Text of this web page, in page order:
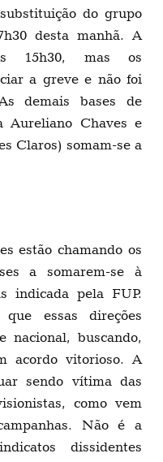
do grupo
desta manhã. A
15h30, mas os
a greve e não foi
demais bases de
Aureliano Chaves e
Claros) somam-se a
estão chamando os
a somarem-se à
indicada pela FUP.
que essas direções
nacional, buscando,
acordo vitorioso. A
sendo vítima das
como vem
Não é a
dissidentes